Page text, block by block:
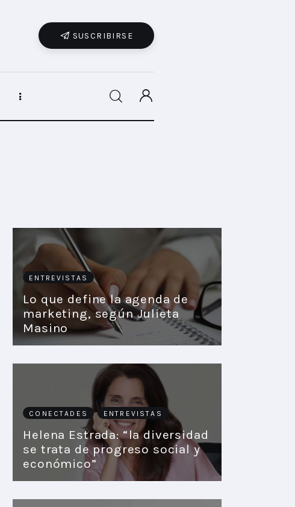
SUSCRIBIRSE
ENTREVISTAS
Lo que define la agenda de
marketing, según Julieta
Masino
CONECTADES ENTREVISTAS
Helena Estrada: “la diversidad
se trata de progreso social y
económico”